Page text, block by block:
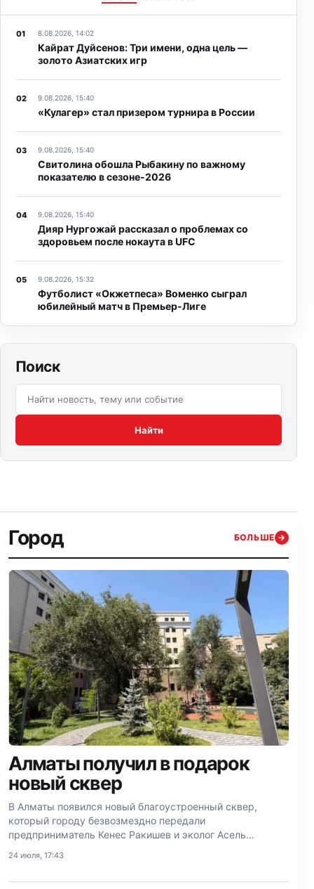
8.08.2026, 14:02
Кайрат Дуйсенов: Три имени, одна цель —
золото Азиатских игр
9.08.2026, 15:40
«Кулагер» стал призером турнира в России
9.08.2026, 15:40
Свитолина обошла Рыбакину по важному
показателю в сезоне-2026
9.08.2026, 15:40
Дияр Нургожай рассказал о проблемах со
здоровьем после нокаута в UFC
9.08.2026, 15:32
Футболист «Окжетпеса» Воменко сыграл
юбилейный матч в Премьер-Лиге
Поиск
Найти
Город БОЛЬШЕ →
Алматы получил в подарок
новый сквер
В Алматы появился новый благоустроенный сквер,
который городу безвозмездно передали
предприниматель Кенес Ракишев и эколог Асель
24 июля, 17:43